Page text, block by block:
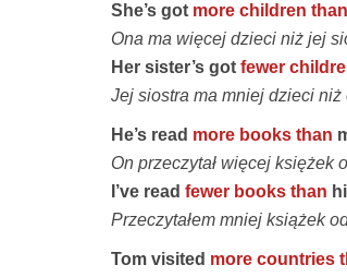
She’s got more children than
Ona ma więcej dzieci niż jej
Her sister’s got fewer
Jej siostra ma mniej dzieci niż
He’s read more books than
On przeczytał więcej księżek
I’ve read fewer books than
Przeczytałem mniej książek
Tom visited more countries